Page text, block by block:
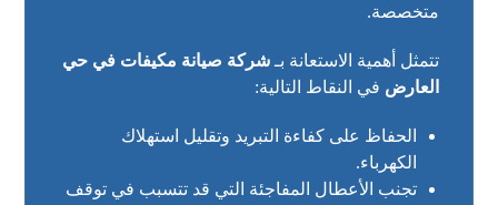
متخصصة.
تتمثل أهمية الاستعانة بـشركة صيانة مكيفات في حي
العارض في النقاط التالية:
الحفاظ على كفاءة التبريد وتقليل استهلاك
الكهرباء.
تجنب الأعطال المفاجئة التي قد تتسبب في توقف